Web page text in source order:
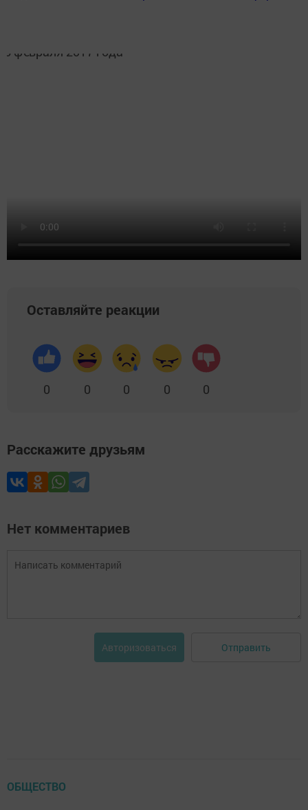
Оставляйте реакции
0 0 0 0 0
Расскажите друзьям
Нет комментариев
Авторизоваться Отправить
ОБЩЕСТВО